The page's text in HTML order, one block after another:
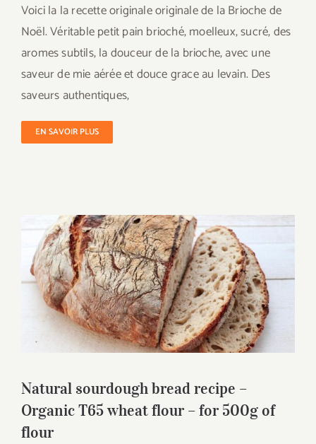
Voici la la recette originale originale de la Brioche de
Noël. Véritable petit pain brioché, moelleux, sucré, des
aromes subtils, la douceur de la brioche, avec une
saveur de mie aérée et douce grace au levain. Des
saveurs authentiques,
EN SAVOIR PLUS
Natural sourdough bread recipe –
Organic T65 wheat flour – for 500g of
flour
Natural sourdough bread recipe –
Organic T65 wheat flour – for 500g of
flour